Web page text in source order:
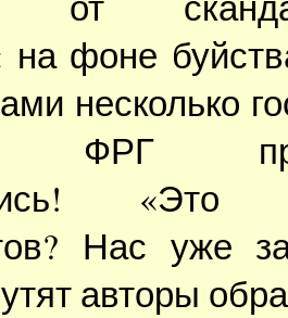
на фоне
несколько
ФРГ
Нас уже
авторы